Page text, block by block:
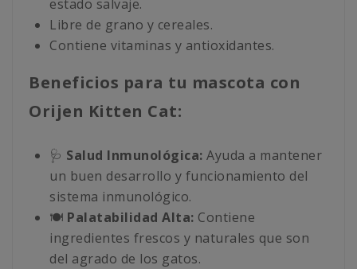
estado salvaje.
Libre de grano y cereales.
Contiene vitaminas y antioxidantes.
Beneficios para tu mascota con
Orijen Kitten Cat:
🩺 Salud Inmunológica: Ayuda a mantener
un buen desarrollo y funcionamiento del
sistema inmunológico.
🍽️ Palatabilidad Alta: Contiene
ingredientes frescos y naturales que son
del agrado de los gatos.